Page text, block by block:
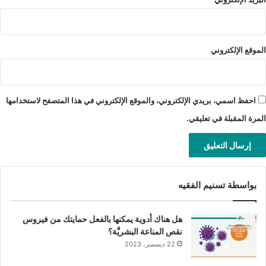
اللقاح.
حياته.
خلال فترة الإصابة بالأمراض الاعتياديَّة أو الشديدة.
عند معاناة الشخص من حساسيَّة الخميرة.
ما هي الآثار الجانبيَّة المصاحبة للقاح
فيروس الورم الحليمي البشري؟
يعدّ اللقاح آمنًا بصورة عامَّة، ومع ذلك فقد يصاحبه كغيره من الأدوية
واللقاحات ظهور بعض الآثار الجانبيَّة الخفيفة والاعتياديَّة التي يمكنك
ملاحظتها، ومنها ما يأتي:
الموقع الإلكتروني
احفظ اسمي، بريدي الإلكتروني، والموقع الإلكتروني في هذا المتصفح لاستخدامها
المرة المقبلة في تعليقي.
بواسطة تسنيم الفقيه
هل هناك أدوية يمكنها بالفعل حمايتك من فيروس
نقص المناعة البشريَّة؟
22 ديسمبر، 2023